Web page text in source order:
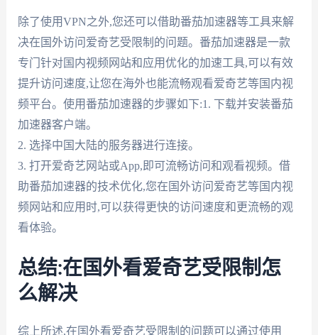
除了使用VPN之外,您还可以借助番茄加速器等工具来解
决在国外访问爱奇艺受限制的问题。番茄加速器是一款
专门针对国内视频网站和应用优化的加速工具,可以有效
提升访问速度,让您在海外也能流畅观看爱奇艺等国内视
频平台。使用番茄加速器的步骤如下:1. 下载并安装番茄
加速器客户端。
2. 选择中国大陆的服务器进行连接。
3. 打开爱奇艺网站或App,即可流畅访问和观看视频。借
助番茄加速器的技术优化,您在国外访问爱奇艺等国内视
频网站和应用时,可以获得更快的访问速度和更流畅的观
看体验。
总结:在国外看爱奇艺受限制怎
么解决
综上所述,在国外看爱奇艺受限制的问题可以通过使用